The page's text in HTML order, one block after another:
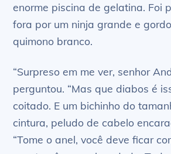
enorme piscina de gelatina. Foi
fora por um ninja grande e
quimono branco.
“Surpreso em me ver, senhor
perguntou. “Mas que diabos é
coitado. E um bichinho do
cintura, peludo de cabelo
“Tome o anel, você deve ficar